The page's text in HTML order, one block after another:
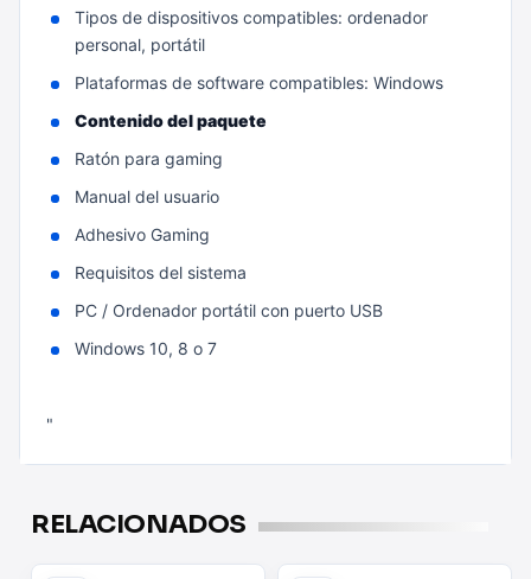
Tipos de dispositivos compatibles: ordenador
personal, portátil
Plataformas de software compatibles: Windows
Contenido del paquete
Ratón para gaming
Manual del usuario
Adhesivo Gaming
Requisitos del sistema
PC / Ordenador portátil con puerto USB
Windows 10, 8 o 7
"
RELACIONADOS